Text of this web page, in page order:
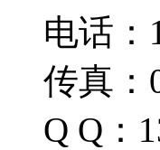
电话：
传真：
Q Q：